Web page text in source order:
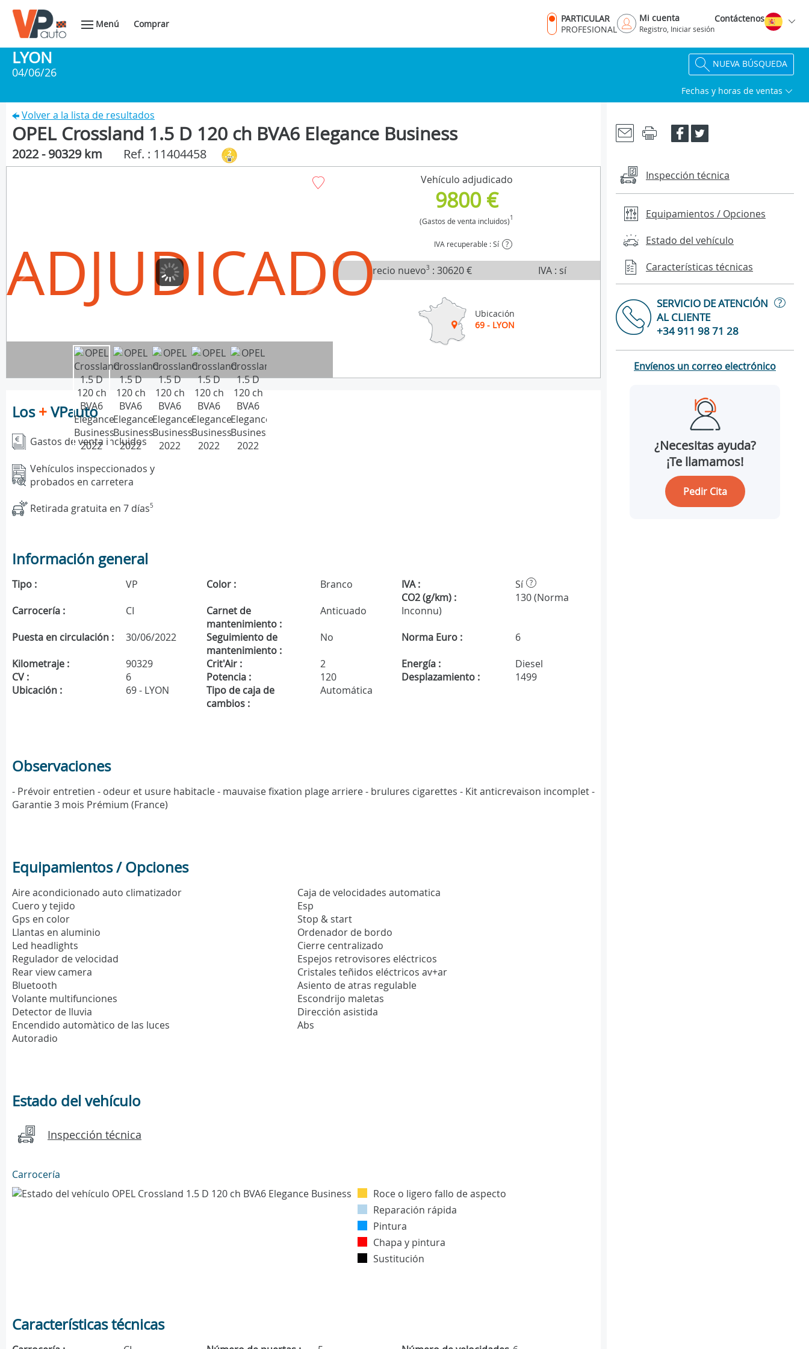
Menú Comprar
PARTICULAR
PROFESIONAL
Mi cuenta
Registro, Iniciar sesión
Contáctenos
LYON
04/06/26
NUEVA BÚSQUEDA
Fechas y horas de ventas
Volver a la lista de resultados
OPEL Crossland 1.5 D 120 ch BVA6 Elegance Business
2022 - 90329 km Ref. : 11404458
ADJUDICADO
Vehículo adjudicado
9800 €
(Gastos de venta incluidos)1
IVA recuperable : Sí ?
Precio nuevo3 :30620 € IVA : sí
Ubicación
69 - LYON
Los+VPauto
Gastos de venta incluidos
Vehículos inspeccionados y
probados en carretera
Retirada gratuita en 7 días5
Información general
Tipo : VP Color : Branco IVA : Sí ?
Carrocería : CI
Carnet de
mantenimiento :
Anticuado
CO2 (g/km) :
130 (Norma
Inconnu)
Puesta en circulación :
30/06/2022
Seguimiento de
mantenimiento :
No Norma Euro :
6
Kilometraje :
90329 Crit'Air : 2 Energía :
Diesel
CV :
6 Potencia : 120 Desplazamiento :
1499
Ubicación :
69 - LYON
Tipo de caja de
cambios :
Automática
Observaciones
- Prévoir entretien - odeur et usure habitacle - mauvaise fixation plage arriere - brulures cigarettes - Kit anticrevaison incomplet -
Garantie 3 mois Prémium (France)
Equipamientos / Opciones
Aire acondicionado auto climatizador
Cuero y tejido
Gps en color
Llantas en aluminio
Led headlights
Regulador de velocidad
Rear view camera
Bluetooth
Volante multifunciones
Detector de lluvia
Encendido automàtico de las luces
Autoradio
Caja de velocidades automatica
Esp
Stop & start
Ordenador de bordo
Cierre centralizado
Espejos retrovisores eléctricos
Cristales teñidos eléctricos av+ar
Asiento de atras regulable
Escondrijo maletas
Dirección asistida
Abs
Estado del vehículo
Inspección técnica
Carrocería
Roce o ligero fallo de aspecto
Reparación rápida
Pintura
Chapa y pintura
Sustitución
Características técnicas
Inspección técnica
Equipamientos / Opciones
Estado del vehículo
Características técnicas
SERVICIO DE ATENCIÓN
AL CLIENTE
?
+34 911 98 71 28
Envíenos un correo electrónico
¿Necesitas ayuda?
¡Te llamamos!
Pedir Cita